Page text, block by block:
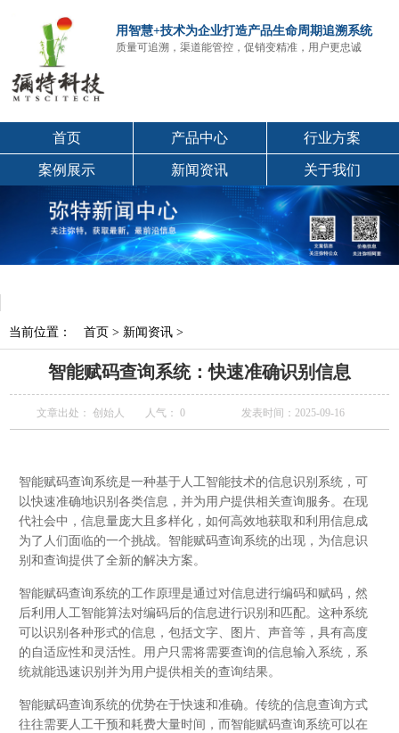
用智慧+技术为企业打造产品生命周期追溯系统
质量可追溯，渠道能管控，促销变精准，用户更忠诚
首页 产品中心 行业方案
案例展示 新闻资讯 关于我们
当前位置： 首页 > 新闻资讯 >
智能赋码查询系统：快速准确识别信息
文章出处： 创始人 人气： 0 发表时间：2025-09-16
智能赋码查询系统是一种基于人工智能技术的信息识别系统，可
以快速准确地识别各类信息，并为用户提供相关查询服务。在现
代社会中，信息量庞大且多样化，如何高效地获取和利用信息成
为了人们面临的一个挑战。智能赋码查询系统的出现，为信息识
别和查询提供了全新的解决方案。
智能赋码查询系统的工作原理是通过对信息进行编码和赋码，然
后利用人工智能算法对编码后的信息进行识别和匹配。这种系统
可以识别各种形式的信息，包括文字、图片、声音等，具有高度
的自适应性和灵活性。用户只需将需要查询的信息输入系统，系
统就能迅速识别并为用户提供相关的查询结果。
智能赋码查询系统的优势在于快速和准确。传统的信息查询方式
往往需要人工干预和耗费大量时间，而智能赋码查询系统可以在